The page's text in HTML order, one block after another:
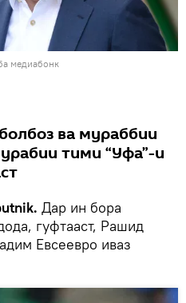
медиабонк
ва мураббии
тими “Уфа”-и
Дар ин бора
гуфтааст, Рашид
Евсеевро иваз